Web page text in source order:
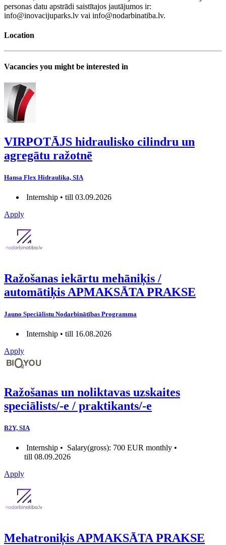
personas datu apstrādi saistītajos jautājumos ir:
info@inovacijuparks.lv vai info@nodarbinatiba.lv.
Location
Vacancies you might be interested in
VIRPOTĀJS hidraulisko cilindru un
agregātu ražotnē
Hansa Flex Hidraulika, SIA
Internship • till 03.09.2026
Apply
Ražošanas iekārtu mehāniķis /
automātiķis APMAKSĀTA PRAKSE
Jauno Speciālistu Nodarbinātības Programma
Internship • till 16.08.2026
Apply
Ražošanas un noliktavas uzskaites
speciālists/-e / praktikants/-e
B2Y, SIA
Internship • Salary(gross): 700 EUR monthly •
till 08.09.2026
Apply
Mehatroniķis APMAKSĀTA PRAKSE